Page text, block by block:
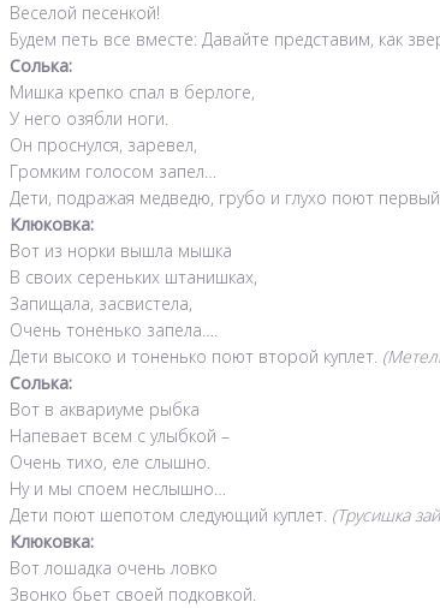
Веселой песенкой!
Будем петь все вместе: Давайте представим, как
Солька:
Мишка крепко спал в берлоге,
У него озябли ноги.
Он проснулся, заревел,
Громким голосом запел…
Дети, подражая медведю, грубо и глухо поют первый
Клюковка:
Вот из норки вышла мышка
В своих сереньких штанишках,
Запищала, засвистела,
Очень тоненько запела….
Дети высоко и тоненько поют второй куплет.
Солька:
Вот в аквариуме рыбка
Напевает всем с улыбкой –
Очень тихо, еле слышно.
Ну и мы споем неслышно…
Дети поют шепотом следующий куплет. (Трусишка
Клюковка:
Вот лошадка очень ловко
Звонко бьет своей подковкой.